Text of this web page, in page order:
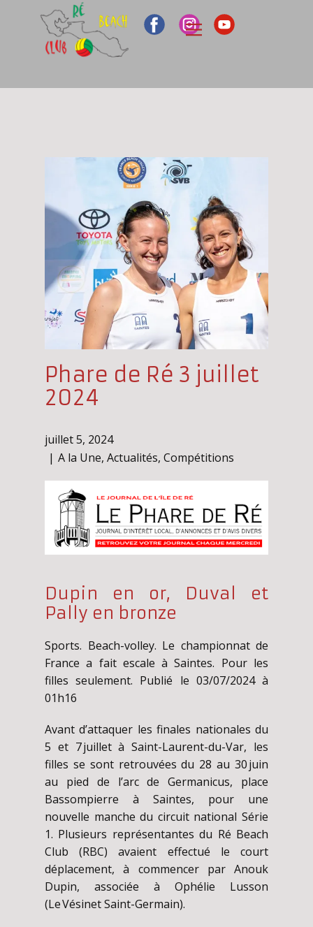
Phare de Ré 3 juillet
2024
juillet 5, 2024
A la Une, Actualités, Compétitions
Dupin en or, Duval et
Pally en bronze
Sports. Beach-volley. Le championnat de
France a fait escale à Saintes. Pour les
filles seulement. Publié le 03/07/2024 à
01h16
Avant d’attaquer les finales nationales du
5 et 7 juillet à Saint-Laurent-du-Var, les
filles se sont retrouvées du 28 au 30 juin
au pied de l’arc de Germanicus, place
Bassompierre à Saintes, pour une
nouvelle manche du circuit national Série
1. Plusieurs représentantes du Ré Beach
Club (RBC) avaient effectué le court
déplacement, à commencer par Anouk
Dupin, associée à Ophélie Lusson
(Le Vésinet Saint-Germain).